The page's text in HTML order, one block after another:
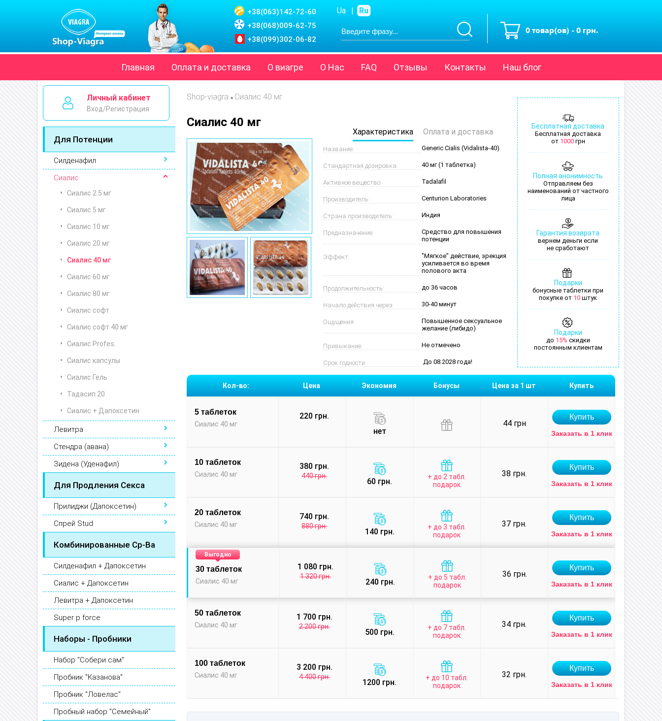
+38(063)142-72-60
+38(068)009-62-75
+38(099)302-06-82
0 товар(ов) - 0 грн.
Главная Оплата и доставка О виагре О Нас FAQ Отзывы Контакты Наш блог
Ua | Ru
Личный кабинет
Вход/Регистрация
Для Потенции
Силденафил
Сиалис
Сиалис 2.5 мг
Сиалис 5 мг
Сиалис 10 мг
Сиалис 20 мг
Сиалис 40 мг
Сиалис 60 мг
Сиалис 80 мг
Сиалис софт
Сиалис софт 40 мг
Сиалис Profes.
Сиалис капсулы
Сиалис Гель
Тадасип 20
Сиалис + Дапоксетин
Левитра
Стендра (авана)
Зидена (Уденафил)
Для Продления Секса
Прилиджи (Дапоксетин)
Спрей Stud
Комбинированные Ср-Ва
Силденафил + Дапоксетин
Сиалис + Дапоксетин
Левитра + Дапоксетин
Super p force
Наборы - Пробники
Набор "Собери сам"
Пробник "Казанова"
Пробник "Ловелас"
Пробный набор "Семейный"
Shop-viagra » Сиалис 40 мг
Сиалис 40 мг
Характеристика Оплата и доставка
Название: Generic Cialis (Vidalista-40)
Стандартная дозировка: 40 мг (1 таблетка)
Активное вещество: Tadalafil
Производитель: Centurion Laboratories
Страна производитель: Индия
Предназначение:
Средство для повышения
потенции
Эффект:
"Мягкое" действие, эрекция
усиливается во время
полового акта
Продолжительность: до 36 часов
Начало действия через: 30-40 минут
Ощущения:
Повышенное сексуальное
желание (либидо)
Привыкание: Не отмечено
Срок годности: До 08.2028 года!
Бесплатная доставка
Бесплатная доставка
от 1000грн
Полная анонимность
Отправляем без
наименований от частного
лица
Гарантия возврата
вернем деньги если
не сработают
Подарки
бонусные таблетки при
покупке от 10 штук
Подарки
до 15% скидки
постоянным клиентам
Кол-во: Цена Экономия Бонусы Цена за 1 шт Купить
5 таблеток
Сиалис 40 мг
220 грн.
нет
44 грн
Заказать в 1 клик
10 таблеток
Сиалис 40 мг
380 грн.
440 грн.
60 грн.
+ до 2 табл.
подарок
38 грн.
Заказать в 1 клик
20 таблеток
Сиалис 40 мг
740 грн.
880 грн.
140 грн.
+ до 3 табл.
подарок
37 грн.
Заказать в 1 клик
Выгодно
30 таблеток
Сиалис 40 мг
1 080 грн.
1 320 грн.
240 грн.
+ до 5 табл.
подарок
36 грн.
Заказать в 1 клик
50 таблеток
Сиалис 40 мг
1 700 грн.
2 200 грн.
500 грн.
+ до 7 табл.
подарок
34 грн.
Заказать в 1 клик
100 таблеток
Сиалис 40 мг
3 200 грн.
4 400 грн.
1200 грн.
+ до 10 табл.
подарок
32 грн.
Заказать в 1 клик